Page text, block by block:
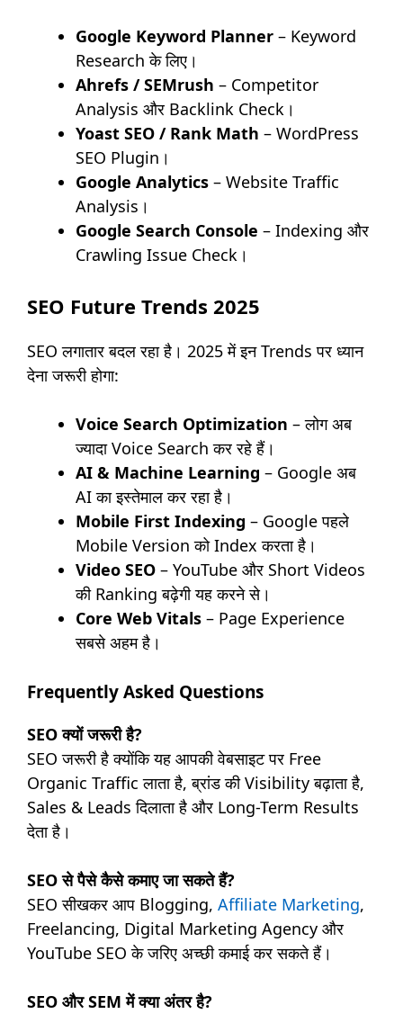
Google Keyword Planner – Keyword
Research के लिए।
Ahrefs / SEMrush – Competitor
Analysis और Backlink Check।
Yoast SEO / Rank Math – WordPress
SEO Plugin।
Google Analytics – Website Traffic
Analysis।
Google Search Console – Indexing और
Crawling Issue Check।
SEO Future Trends 2025
SEO लगातार बदल रहा है। 2025 में इन Trends पर ध्यान
देना जरूरी होगा:
Voice Search Optimization – लोग अब
ज्यादा Voice Search कर रहे हैं।
AI & Machine Learning – Google अब
AI का इस्तेमाल कर रहा है।
Mobile First Indexing – Google पहले
Mobile Version को Index करता है।
Video SEO – YouTube और Short Videos
की Ranking बढ़ेगी यह करने से।
Core Web Vitals – Page Experience
सबसे अहम है।
Frequently Asked Questions
SEO क्यों जरूरी है?
SEO जरूरी है क्योंकि यह आपकी वेबसाइट पर Free
Organic Traffic लाता है, ब्रांड की Visibility बढ़ाता है,
Sales & Leads दिलाता है और Long-Term Results
देता है।
SEO से पैसे कैसे कमाए जा सकते हैं?
SEO सीखकर आप Blogging, Affiliate Marketing,
Freelancing, Digital Marketing Agency और
YouTube SEO के जरिए अच्छी कमाई कर सकते हैं।
SEO और SEM में क्या अंतर है?